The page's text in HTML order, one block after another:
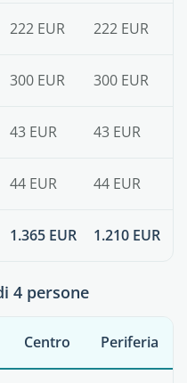
222 EUR 222 EUR
300 EUR 300 EUR
43 EUR 43 EUR
44 EUR 44 EUR
1.365 EUR 1.210 EUR
4 persone
Centro Periferia